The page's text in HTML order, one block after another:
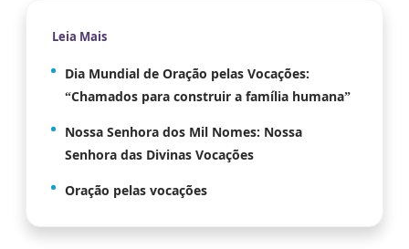
Leia Mais
Dia Mundial de Oração pelas Vocações:
“Chamados para construir a família humana”
Nossa Senhora dos Mil Nomes: Nossa
Senhora das Divinas Vocações
Oração pelas vocações